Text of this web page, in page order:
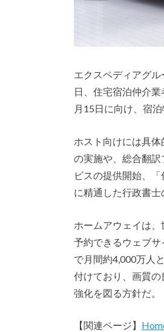
エクスペディアグ
日、住宅宿泊仲介
月15日に向け、宿
ホスト向けには具
の実施や、総合翻
ビスの提供開始、
に精通した行政書士
ホームアウェイは
予約できるウェブ
で月間約4,000万人
付けており、画質
強化を図る方針だ。
【関連ページ】